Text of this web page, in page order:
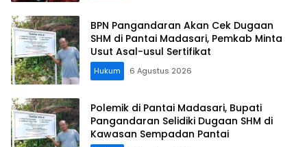
BPN Pangandaran Akan Cek Dugaan
SHM di Pantai Madasari, Pemkab Minta
Usut Asal-usul Sertifikat
Hukum 6 Agustus 2026
Polemik di Pantai Madasari, Bupati
Pangandaran Selidiki Dugaan SHM di
Kawasan Sempadan Pantai